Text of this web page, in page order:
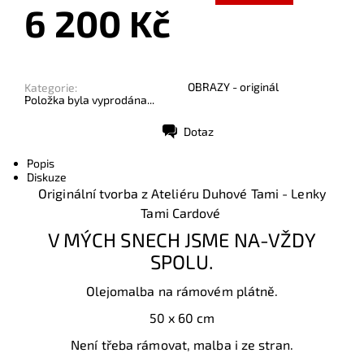
6 200 Kč
Kategorie:
OBRAZY - originál
Položka byla vyprodána...
Dotaz
Popis
Diskuze
Originální tvorba z Ateliéru Duhové Tami - Lenky
Tami Cardové
V MÝCH SNECH JSME NA-VŽDY
SPOLU.
Olejomalba na rámovém plátně.
50 x 60 cm
Není třeba rámovat, malba i ze stran.